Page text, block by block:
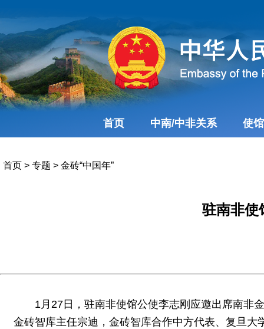
首页 中南/中非关系 使
首页 > 专题 > 金砖“中国年”
驻南非使
1月27日，驻南非使馆公使李志刚应邀出席南非
金砖智库主任宗迪，金砖智库合作中方代表、复旦